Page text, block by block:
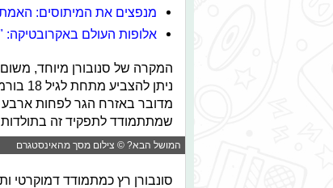
מנפצים את המיתוסים:
אלופות העולם
המקרה של סנובורן מיוחד,
ניתן
מדובר באזרח הגר לפחות ארבע
שמתתמודד לתפקיד זה
המושל הבא? © צילום מסך מהאינסטגרם
סונבורן רץ כמתמודד דמוקרטי